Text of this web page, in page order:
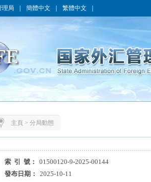
理局 簡體中文 繁體中文
主頁 > 分局動態
索 引 號：
01500120-9-2025-00144
發布日期：
2025-10-11